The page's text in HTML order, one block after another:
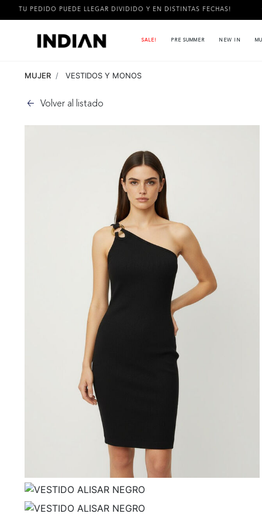
PUEDE LLEGAR DIVIDIDO Y EN DISTINTAS FECHAS!
SALE! PRE SUMMER NEW IN
MUJER VESTIDOS Y MONOS
Volver al listado